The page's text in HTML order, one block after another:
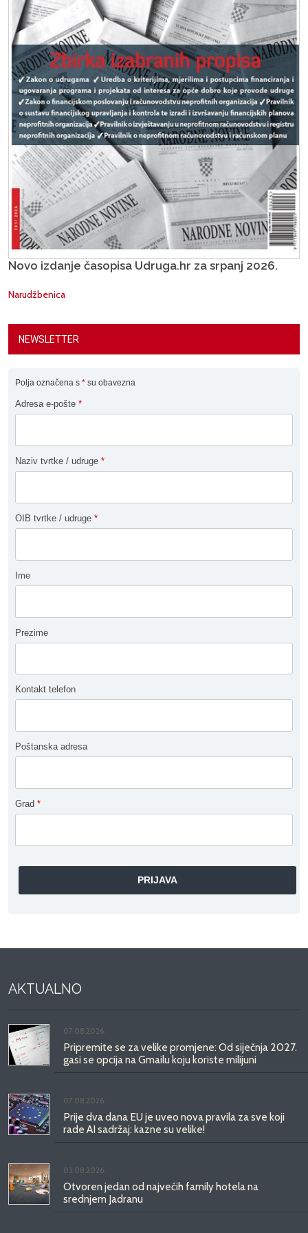
Novo izdanje časopisa Udruga.hr za srpanj 2026.
Narudžbenica
NEWSLETTER
Polja označena s * su obavezna
Adresa e-pošte *
Naziv tvrtke / udruge *
OIB tvrtke / udruge *
Ime
Prezime
Kontakt telefon
Poštanska adresa
Grad *
AKTUALNO
07.08.2026.
Pripremite se za velike promjene: Od siječnja 2027.
gasi se opcija na Gmailu koju koriste milijuni
07.08.2026.
Prije dva dana EU je uveo nova pravila za sve koji
rade AI sadržaj: kazne su velike!
03.08.2026.
Otvoren jedan od najvećih family hotela na
srednjem Jadranu